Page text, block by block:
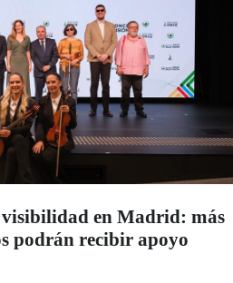
en Madrid: más
podrán recibir apoyo